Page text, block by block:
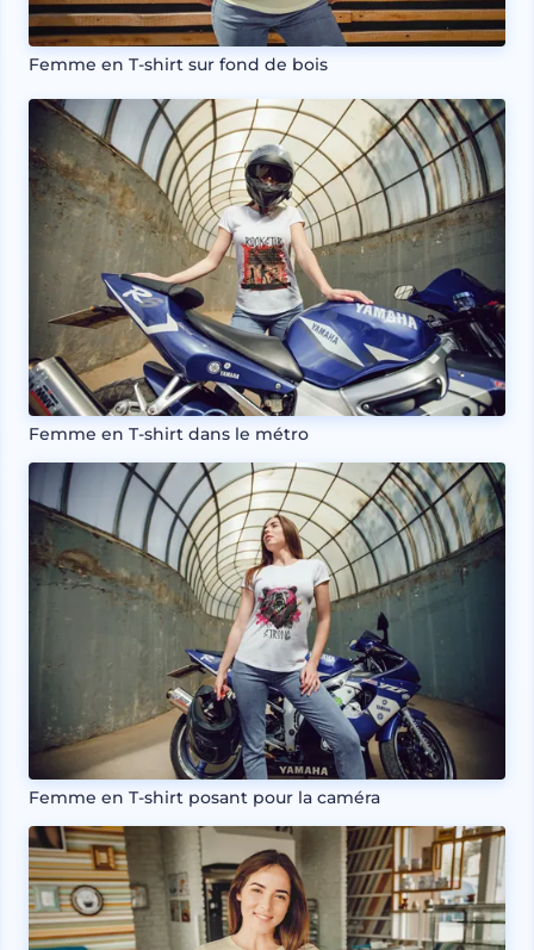
Femme en T-shirt sur fond de bois
Femme en T-shirt dans le métro
Femme en T-shirt posant pour la caméra